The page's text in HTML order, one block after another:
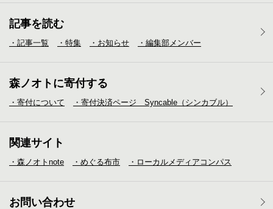
記事を読む
・記事一覧 ・特集 ・お知らせ ・編集部メンバー
森ノオトに寄付する
・寄付について ・寄付決済ページ Syncable（シンカブル）
関連サイト
・森ノオトnote ・めぐる布市 ・ローカルメディア コンパス
お問い合わせ